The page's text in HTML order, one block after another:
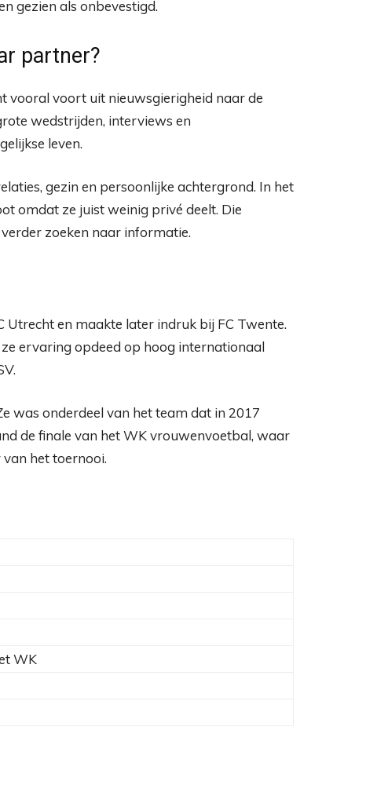
gezien als onbevestigd.
partner?
vooral voort uit nieuwsgierigheid naar de
wedstrijden, interviews en
leven.
gezin en persoonlijke achtergrond. In het
omdat ze juist weinig privé deelt. Die
zoeken naar informatie.
en maakte later indruk bij FC Twente.
ervaring opdeed op hoog internationaal
was onderdeel van het team dat in 2017
de finale van het WK vrouwenvoetbal, waar
het toernooi.
WK